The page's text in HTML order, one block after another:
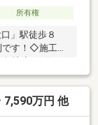
所有権
」駅徒歩８
す！◇施工／
・容積率２０
環境！近隣に
す！
7,590万円 他